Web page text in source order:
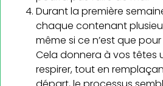
Durant la première
chaque contenant
même si ce n’est que
Cela donnera à vos têtes
respirer, tout en